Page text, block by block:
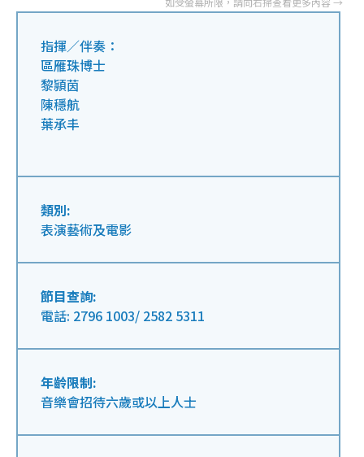
指揮／伴奏：
區雁珠博士
黎頴茵
陳穩航
葉承丰
類別:
表演藝術及電影
節目查詢:
電話: 2796 1003/ 2582 5311
年齡限制:
音樂會招待六歲或以上人士